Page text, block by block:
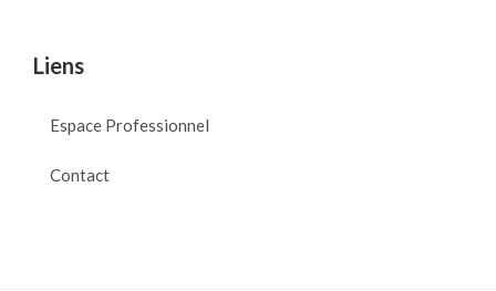
Liens
Espace Professionnel
Contact